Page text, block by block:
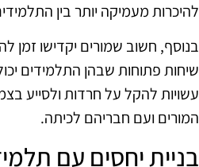
להיכרות מעמיקה יותר בין
בנוסף, חשוב שמורים יקדישו
שיחות פתוחות שבהן התלמידים
עשויות להקל על חרדות ולסייע
המורים ועם חבריהם לכיתה.
בניית יחסים עם